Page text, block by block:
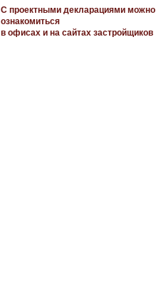
С проектными декларациями можно
ознакомиться
в офисах и на сайтах застройщиков